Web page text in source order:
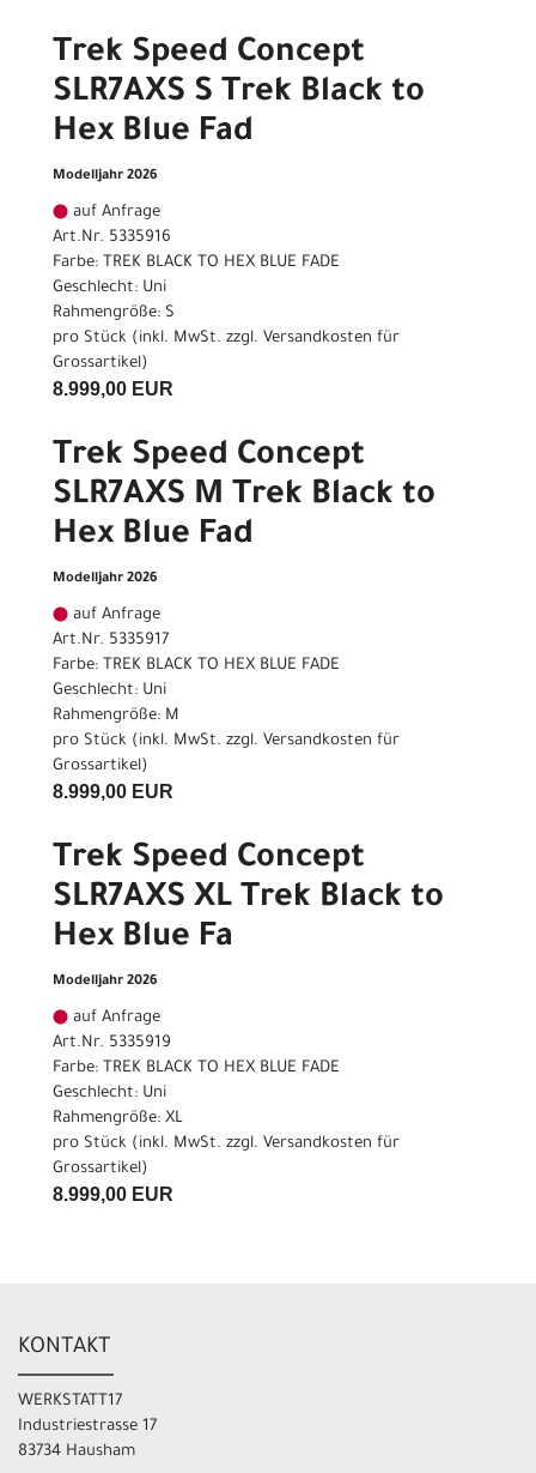
Trek Speed Concept
SLR7AXS S Trek Black to
Hex Blue Fad
Modelljahr 2026
auf Anfrage
Art.Nr. 5335916
Farbe: TREK BLACK TO HEX BLUE FADE
Geschlecht: Uni
Rahmengröße: S
pro Stück (inkl. MwSt. zzgl. Versandkosten für
Grossartikel)
8.999,00 EUR
Trek Speed Concept
SLR7AXS M Trek Black to
Hex Blue Fad
Modelljahr 2026
auf Anfrage
Art.Nr. 5335917
Farbe: TREK BLACK TO HEX BLUE FADE
Geschlecht: Uni
Rahmengröße: M
pro Stück (inkl. MwSt. zzgl. Versandkosten für
Grossartikel)
8.999,00 EUR
Trek Speed Concept
SLR7AXS XL Trek Black to
Hex Blue Fa
Modelljahr 2026
auf Anfrage
Art.Nr. 5335919
Farbe: TREK BLACK TO HEX BLUE FADE
Geschlecht: Uni
Rahmengröße: XL
pro Stück (inkl. MwSt. zzgl. Versandkosten für
Grossartikel)
8.999,00 EUR
KONTAKT
WERKSTATT17
Industriestrasse 17
83734 Hausham